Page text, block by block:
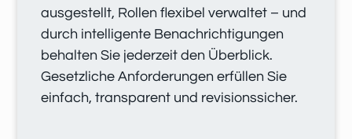
ausgestellt, Rollen flexibel verwaltet – und
durch intelligente Benachrichtigungen
behalten Sie jederzeit den Überblick.
Gesetzliche Anforderungen erfüllen Sie
einfach, transparent und revisionssicher.